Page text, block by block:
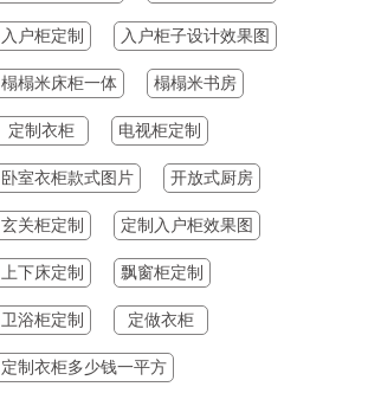
17:36:11 李先生 预约成功
17:08:28 梁丙麟 预约成功
18:00:25 梁先生 预约成功
18:00:25 梁先生 预约成功
17:59:25 梁丙麟 预约成功
17:59:25 梁丙麟
17:53:23 候军 预约成功
17:51:23 李琳
入户柜定制 入户柜子设计效果图
榻榻米床柜一体 榻榻米书房
定制衣柜 电视柜定制
卧室衣柜款式图片 开放式厨房
玄关柜定制 定制入户柜效果图
上下床定制 飘窗柜定制
卫浴柜定制 定做衣柜
定制衣柜多少钱一平方